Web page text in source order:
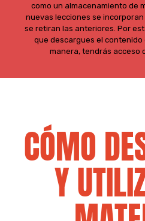
como un almacenamiento de
nuevas lecciones se
se retiran las anteriores. Por
que descargues el
manera, tendrás acceso
CÓMO
Y